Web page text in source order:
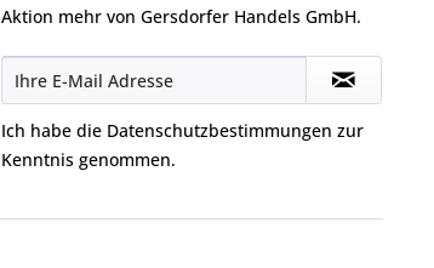
Aktion mehr von Gersdorfer Handels GmbH.
Ich habe die Datenschutzbestimmungen zur
Kenntnis genommen.